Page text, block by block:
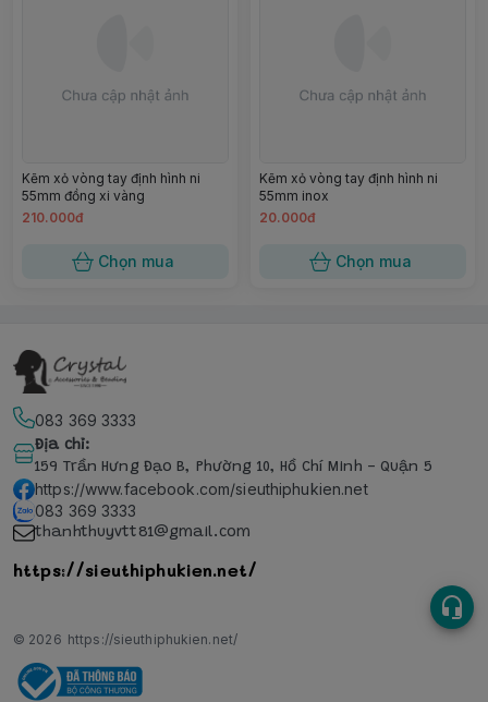
Kẽm xỏ vòng tay định hình ni
55mm đồng xi vàng
210.000đ
Chọn mua
Kẽm xỏ vòng tay định hình ni
55mm inox
20.000đ
Chọn mua
083 369 3333
Địa chỉ:
159 Trần Hưng Đạo B, Phường 10, Hồ Chí Minh - Quận 5
https://www.facebook.com/sieuthiphukien.net
083 369 3333
thanhthuyvtt81@gmail.com
https://sieuthiphukien.net/
© 2026 https://sieuthiphukien.net/